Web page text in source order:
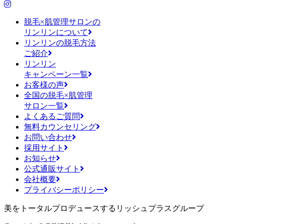
脱毛×肌管理サロンの
リンリンについて
リンリンの脱毛方法
ご紹介
リンリン
キャンペーン一覧
お客様の声
全国の脱毛×肌管理
サロン一覧
よくあるご質問
無料カウンセリング
お問い合わせ
採用サイト
お知らせ
公式通販サイト
会社概要
プライバシーポリシー
美をトータルプロデュースするリッシュプラスグループ